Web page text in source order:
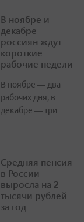
В ноябре и
декабре
россиян ждут
короткие
рабочие недели
В ноябре — два
рабочих дня, в
декабре — три
Средняя пенсия
в России
выросла на 2
тысячи рублей
за год